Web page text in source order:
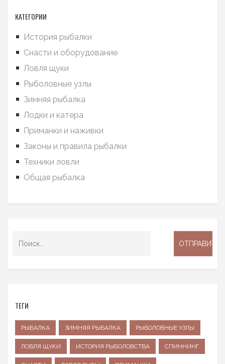
КАТЕГОРИИ
История рыбалки
Снасти и оборудование
Ловля щуки
Рыболовные узлы
Зимняя рыбалка
Лодки и катера
Приманки и наживки
Законы и правила рыбалки
Техники ловли
Общая рыбалка
ТЕГИ
РЫБАЛКА ЗИМНЯЯ РЫБАЛКА РЫБОЛОВНЫЕ УЗЛЫ
ЛОВЛЯ ЩУКИ ИСТОРИЯ РЫБОЛОВСТВА СПИННИНГ